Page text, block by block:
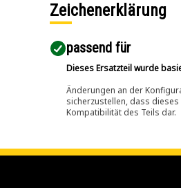
Zeichenerklärung
passend für​
Dieses Ersatzteil wurde
Änderungen an der
sicherzustellen, dass
Kompatibilität des Teils dar.